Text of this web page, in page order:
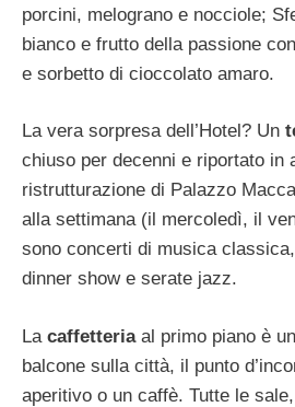
porcini, melograno e nocciole;
bianco e frutto della passione
e sorbetto di cioccolato amaro.
La vera sorpresa dell’Hotel? Un
chiuso per decenni e riportato in
ristrutturazione di Palazzo
alla settimana (il mercoledì, il
sono concerti di musica
dinner show e serate jazz.
La caffetteriaal primo piano è
balcone sulla città, il punto
aperitivo o un caffè. Tutte le